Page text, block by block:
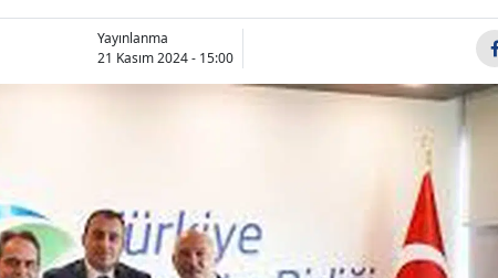
Bilecik
Bingöl
Bursa
Yayınlanma
21 Kasım 2024 - 15:00